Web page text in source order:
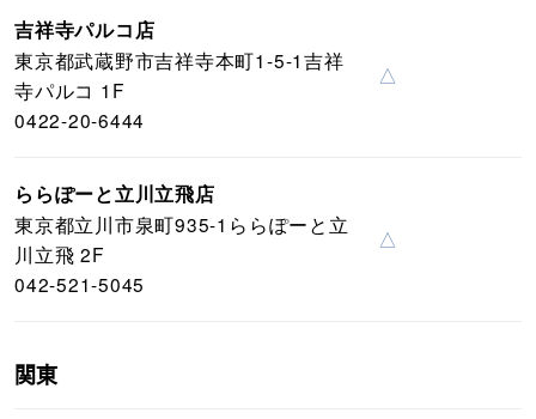
吉祥寺パルコ店
東京都武蔵野市吉祥寺本町1-5-1吉祥
寺パルコ 1F
0422-20-6444
△
ららぽーと立川立飛店
東京都立川市泉町935-1ららぽーと立
川立飛 2F
042-521-5045
△
関東